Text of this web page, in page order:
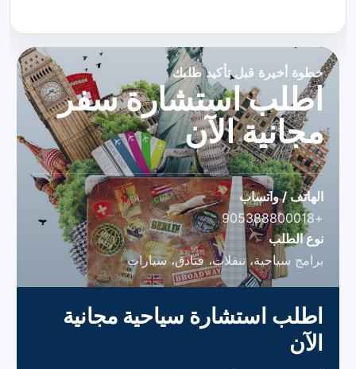
خطوة أخيرة قبل تأكيد طلبك
اطلب استشارة سفر
مجانية الآن
الهاتف / واتساب
+905388800018
نوع الطلب
برامج سياحية، تنقلات، فنادق، سيارات
اطلب استشارة سياحية مجانية
الآن